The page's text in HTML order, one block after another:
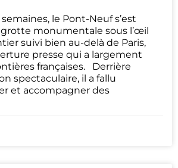
le Pont-Neuf s’est
monumentale sous l’œil
suivi bien au-delà de Paris,
presse qui a largement
françaises. Derrière
spectaculaire, il a fallu
et accompagner des